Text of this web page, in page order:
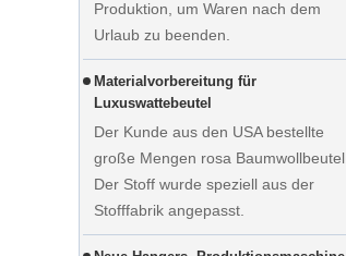
Urlaub zu beenden.
Materialvorbereitung für
Luxuswattebeutel
Der Kunde aus den USA bestellte
große Mengen rosa Baumwollbeutel.
Der Stoff wurde speziell aus der
Stofffabrik angepasst.
Neue Hangers -Produktionsmaschine